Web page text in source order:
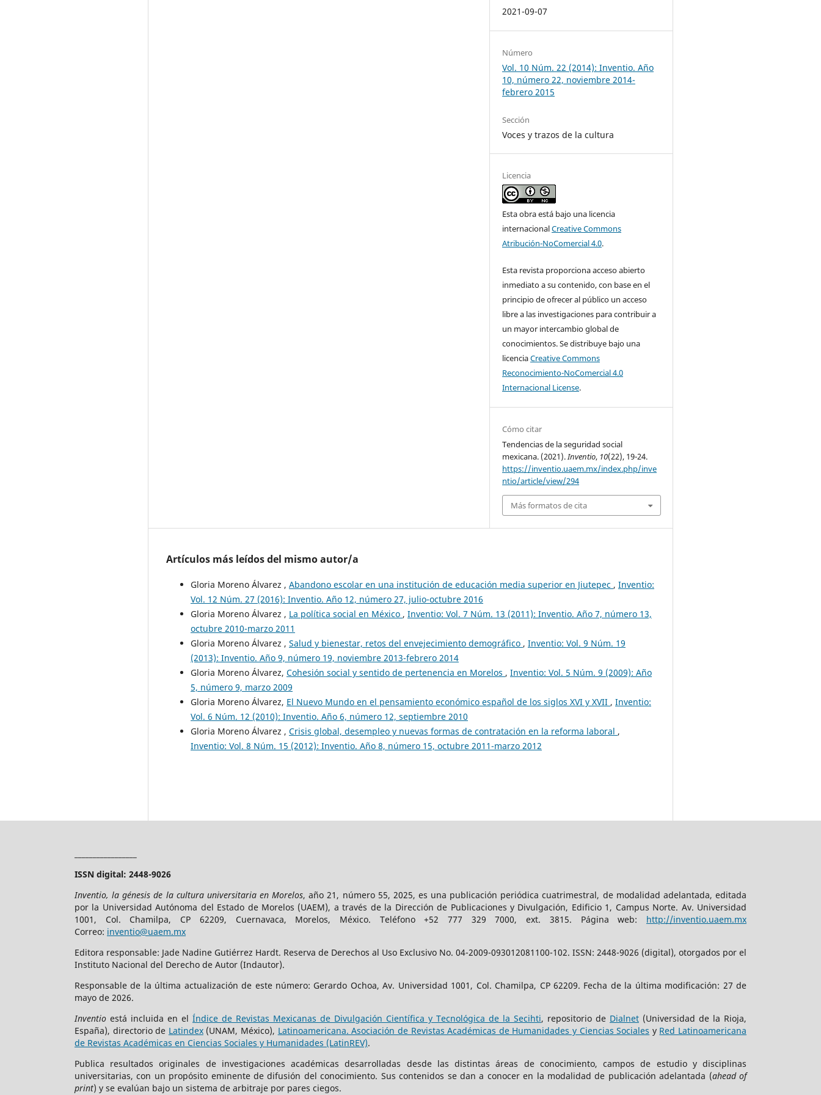
2021-09-07
Número
Vol. 10 Núm. 22 (2014): Inventio. Año
10, número 22, noviembre 2014-
febrero 2015
Sección
Voces y trazos de la cultura
Licencia
Esta obra está bajo una licencia
internacionalCreative Commons
Atribución-NoComercial 4.0.
Esta revista proporciona acceso abierto
inmediato a su contenido, con base en el
principio de ofrecer al público un acceso
libre a las investigaciones para contribuir a
un mayor intercambio global de
conocimientos. Se distribuye bajo una
licenciaCreative Commons
Reconocimiento-NoComercial 4.0
Internacional License.
Cómo citar
Tendencias de la seguridad social
mexicana. (2021).Inventio, 10(22), 19-24.
https://inventio.uaem.mx/index.php/inve
ntio/article/view/294
Más formatos de cita
Artículos más leídos del mismo autor/a
Gloria Moreno Álvarez , Abandono escolar en una institución de educación media superior en Jiutepec , Inventio:
Vol. 12 Núm. 27 (2016): Inventio. Año 12, número 27, julio-octubre 2016
Gloria Moreno Álvarez , La política social en México , Inventio: Vol. 7 Núm. 13 (2011): Inventio. Año 7, número 13,
octubre 2010-marzo 2011
Gloria Moreno Álvarez , Salud y bienestar, retos del envejecimiento demográfico , Inventio: Vol. 9 Núm. 19
(2013): Inventio. Año 9, número 19, noviembre 2013-febrero 2014
Gloria Moreno Álvarez, Cohesión social y sentido de pertenencia en Morelos , Inventio: Vol. 5 Núm. 9 (2009): Año
5, número 9, marzo 2009
Gloria Moreno Álvarez, El Nuevo Mundo en el pensamiento económico español de los siglos XVI y XVII , Inventio:
Vol. 6 Núm. 12 (2010): Inventio. Año 6, número 12, septiembre 2010
Gloria Moreno Álvarez , Crisis global, desempleo y nuevas formas de contratación en la reforma laboral ,
Inventio: Vol. 8 Núm. 15 (2012): Inventio. Año 8, número 15, octubre 2011-marzo 2012
ISSN digital: 2448-9026
Inventio, la génesis de la cultura universitaria en Morelos, año 21, número 55, 2025, es una publicación periódica cuatrimestral, de modalidad adelantada, editada
por la Universidad Autónoma del Estado de Morelos (UAEM), a través de la Dirección de Publicaciones y Divulgación, Edificio 1, Campus Norte. Av. Universidad
1001, Col. Chamilpa, CP 62209, Cuernavaca, Morelos, México. Teléfono +52 777 329 7000, ext. 3815. Página web: http://inventio.uaem.mx
Correo: inventio@uaem.mx
Editora responsable: Jade Nadine Gutiérrez Hardt. Reserva de Derechos al Uso Exclusivo No. 04-2009-093012081100-102. ISSN: 2448-9026 (digital), otorgados por el
Instituto Nacional del Derecho de Autor (Indautor).
Responsable de la última actualización de este número: Gerardo Ochoa, Av. Universidad 1001, Col. Chamilpa, CP 62209. Fecha de la última modificación: 27 de
mayo de 2026.
Inventio está incluida en el Índice de Revistas Mexicanas de Divulgación Científica y Tecnológica de la Secihti, repositorio de Dialnet (Universidad de la Rioja,
España), directorio de Latindex(UNAM, México), Latinoamericana. Asociación de Revistas Académicas de Humanidades y Ciencias Sociales y Red Latinoamericana
de Revistas Académicas en Ciencias Sociales y Humanidades (LatinREV).
Publica resultados originales de investigaciones académicas desarrolladas desde las distintas áreas de conocimiento, campos de estudio y disciplinas
universitarias, con un propósito eminente de difusión del conocimiento. Sus contenidos se dan a conocer en la modalidad de publicación adelantada (ahead of
print) y se evalúan bajo un sistema de arbitraje por pares ciegos.